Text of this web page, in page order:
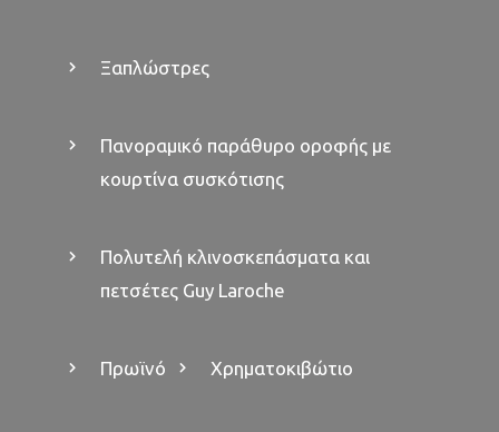
Ξαπλώστρες
Πανοραμικό παράθυρο οροφής με
κουρτίνα συσκότισης
Πολυτελή κλινοσκεπάσματα και
πετσέτες Guy Laroche
Πρωϊνό Χρηματοκιβώτιο